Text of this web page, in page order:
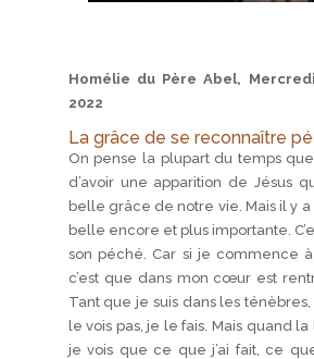
Homélie du Père Abel,
2022
La grâce de se reconnaître
On pense la plupart du temps que
d’avoir une apparition de Jésus
belle grâce de notre vie. Mais il y
belle encore et plus importante.
son péché. Car si je commence
c’est que dans mon cœur est
Tant que je suis dans les
le vois pas, je le fais. Mais quand
je vois que ce que j’ai fait, ce